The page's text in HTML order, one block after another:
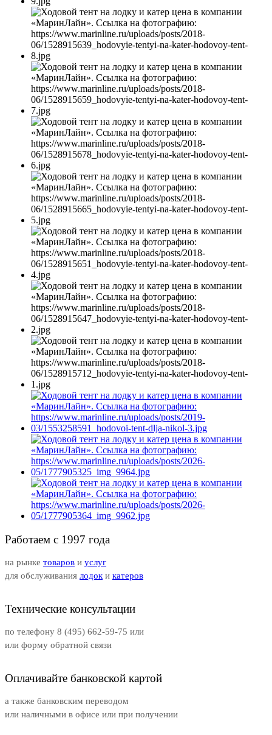
Работаем с 1997 года
на рынке товаров и услуг
для обслуживания лодоки катеров
Технические консультации
по телефону 8 (495) 662-59-75 или
или форму обратной связи
Оплачивайте банковской картой
а также банковским переводом
или наличными в офисе или при получении